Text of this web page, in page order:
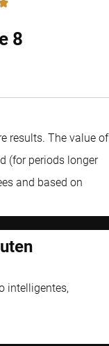
8
results. The value of
(for periods longer
and based on
intelligentes,